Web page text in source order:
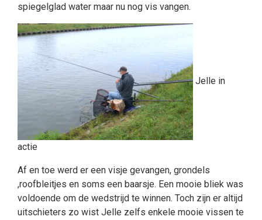
spiegelglad water maar nu nog vis vangen.
Jelle in
actie
Af en toe werd er een visje gevangen, grondels
,roofbleitjes en soms een baarsje. Een mooie bliek was
voldoende om de wedstrijd te winnen. Toch zijn er altijd
uitschieters zo wist Jelle zelfs enkele mooie vissen te